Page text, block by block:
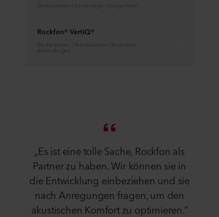
Deckenplatten | Deckensegel | Design Weiß
Rockfon® VertiQ®
Deckenplatten | Wandabsorber | Besondere
Anwendungen
„Es ist eine tolle Sache, Rockfon als
Partner zu haben. Wir können sie in
die Entwicklung einbeziehen und sie
nach Anregungen fragen, um den
akustischen Komfort zu optimieren.“